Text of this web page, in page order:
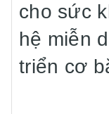
cho sức
hệ miễn
triển cơ